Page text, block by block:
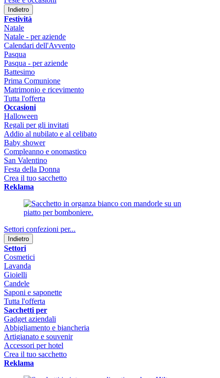
Indietro
Festività
Natale
Natale - per aziende
Calendari dell'Avvento
Pasqua
Pasqua - per aziende
Battesimo
Prima Comunione
Matrimonio e ricevimento
Tutta l'offerta
Occasioni
Halloween
Regali per gli invitati
Addio al nubilato e al celibato
Baby shower
Compleanno e onomastico
San Valentino
Festa della Donna
Crea il tuo sacchetto
Reklama
Settori confezioni per...
Indietro
Settori
Cosmetici
Lavanda
Gioielli
Candele
Saponi e saponette
Tutta l'offerta
Sacchetti per
Gadget aziendali
Abbigliamento e biancheria
Artigianato e souvenir
Accessori per hotel
Crea il tuo sacchetto
Reklama